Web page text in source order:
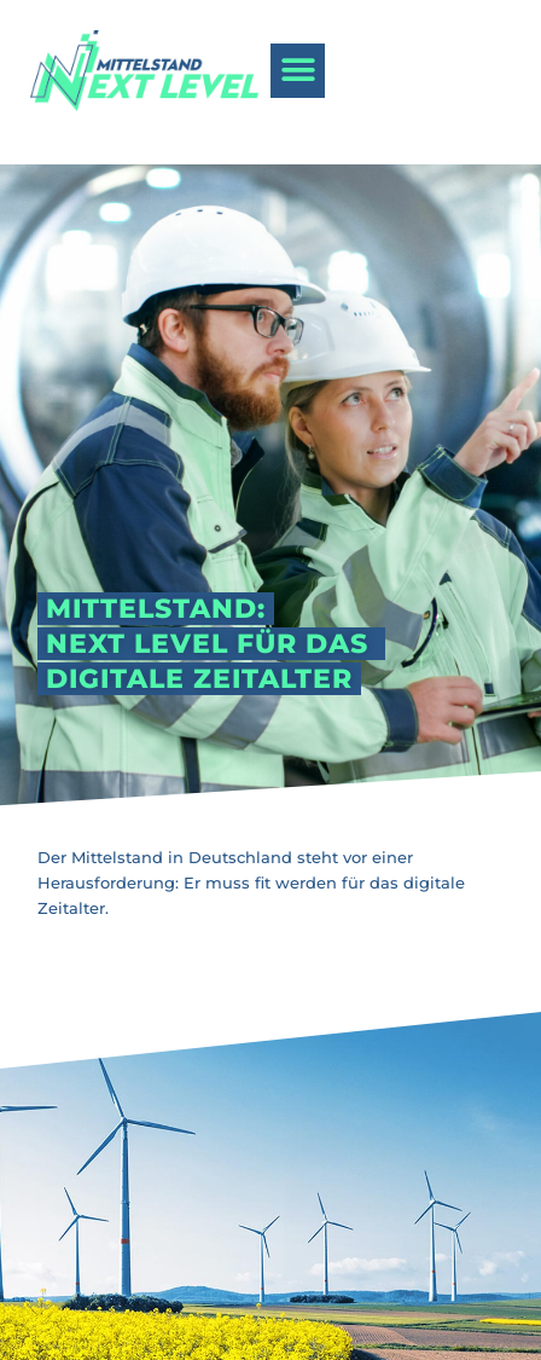
MITTELSTAND:
NEXT LEVEL FÜR DAS
DIGITALE ZEITALTER
Der Mittelstand in Deutschland steht vor einer
Herausforderung: Er muss fit werden für das digitale
Zeitalter.